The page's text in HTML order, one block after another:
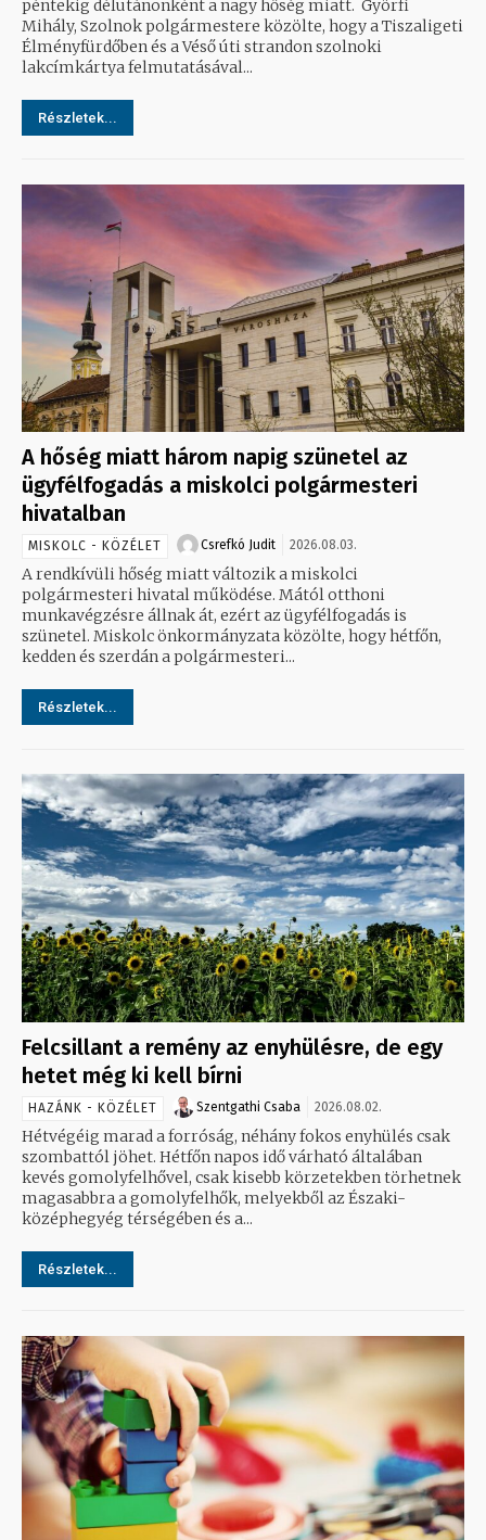
péntekig délutánonként a nagy hőség miatt. Györfi
Mihály, Szolnok polgármestere közölte, hogy a Tiszaligeti
Élményfürdőben és a Véső úti strandon szolnoki
lakcímkártya felmutatásával...
Részletek...
A hőség miatt három napig szünetel az
ügyfélfogadás a miskolci polgármesteri
hivatalban
MISKOLC - KÖZÉLET Csrefkó Judit 2026.08.03.
A rendkívüli hőség miatt változik a miskolci
polgármesteri hivatal működése. Mától otthoni
munkavégzésre állnak át, ezért az ügyfélfogadás is
szünetel. Miskolc önkormányzata közölte, hogy hétfőn,
kedden és szerdán a polgármesteri...
Részletek...
Felcsillant a remény az enyhülésre, de egy
hetet még ki kell bírni
HAZÁNK - KÖZÉLET Szentgathi Csaba 2026.08.02.
Hétvégéig marad a forróság, néhány fokos enyhülés csak
szombattól jöhet. Hétfőn napos idő várható általában
kevés gomolyfelhővel, csak kisebb körzetekben törhetnek
magasabbra a gomolyfelhők, melyekből az Északi-
középhegyég térségében és a...
Részletek...